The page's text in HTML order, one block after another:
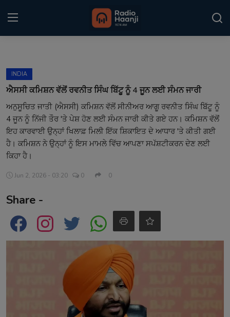
Home
Punjabi Podcast
Kitaab Kahani
Gallery
Sponsors
Matrimonial
Event
Contact
INDIA
ਐਸਸੀ ਕਮਿਸ਼ਨ ਵੱਲੋਂ ਰਵਨੀਤ ਸਿੰਘ ਬਿੱਟੂ ਨੂੰ 4 ਜੂਨ ਲਈ ਸੰਮਨ ਜਾਰੀ
ਅਨੁਸੂਚਿਤ ਜਾਤੀ (ਐਸਸੀ) ਕਮਿਸ਼ਨ ਵੱਲੋਂ ਸੀਨੀਅਰ ਆਗੂ ਰਵਨੀਤ ਸਿੰਘ ਬਿੱਟੂ ਨੂੰ
4 ਜੂਨ ਨੂੰ ਨਿੱਜੀ ਤੌਰ 'ਤੇ ਪੇਸ਼ ਹੋਣ ਲਈ ਸੰਮਨ ਜਾਰੀ ਕੀਤੇ ਗਏ ਹਨ। ਕਮਿਸ਼ਨ ਵੱਲੋਂ
ਇਹ ਕਾਰਵਾਈ ਉਨ੍ਹਾਂ ਖਿਲਾਫ਼ ਮਿਲੀ ਇੱਕ ਸ਼ਿਕਾਇਤ ਦੇ ਆਧਾਰ 'ਤੇ ਕੀਤੀ ਗਈ
ਹੈ। ਕਮਿਸ਼ਨ ਨੇ ਉਨ੍ਹਾਂ ਨੂੰ ਇਸ ਮਾਮਲੇ ਵਿੱਚ ਆਪਣਾ ਸਪੱਸ਼ਟੀਕਰਨ ਦੇਣ ਲਈ
ਕਿਹਾ ਹੈ।
Jun 2, 2026 - 03:20 0 0
Share -